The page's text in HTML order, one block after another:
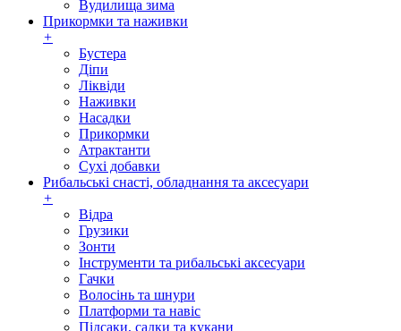
Вудилища зима
Прикормки та наживки
+
Бустера
Діпи
Ліквіди
Наживки
Насадки
Прикормки
Атрактанти
Сухі добавки
Рибальські снасті, обладнання та аксесуари
+
Відра
Грузики
Зонти
Інструменти та рибальські аксесуари
Гачки
Волосінь та шнури
Платформи та навіс
Підсаки, садки та кукани